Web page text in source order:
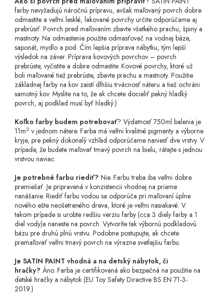
farby nevyžadujú náročnú prípravu, avšak maľovaný povrch dobre
odmastite a veľmi lesklé, lakované povrchy určite odporúčame aj
prebrúsiť. Povrch pred maľovaním zbavte všetkého prachu, špiny a
mastnoty. Na odmastenie použite odmasťovač na vodnej báze,
saponát, mydlo a pod. Čím lepšia príprava nábytku, tým lepší
výsledok na záver. Príprava kovových povrchov – povrch
prebrúste, vyčistite a dobre odmastite. Kovové povrchy, ktoré už
boli maľované tiež prebrúste, zbavte prachu a mastnoty. Použitie
základnej farby na kov zaistí dlhšiu trvácnosť náteru a tiež ochráni
samotný kov. Myslite na to, že ak chcete docieliť pekný hladký
povrch, aj podklad musí byť hladký:)
Koľko farby budem potrebovať? Výdatnosť 750ml balenia je
11m2 v jednom nátere. Farba má veľmi kvalitné pigmenty a výborne
kryje, pre pekný dokonalý vzhľad odporúčame naniesť dve vrstvy. V
prípade, že budete maľovať tmavý povrch na bielu, rátajte s jednou
vrstvou naviac.
Je potrebné farbu riediť? Nie. Farbu treba iba veľmi dobre
premiešať. Je pripravená v konzistencii vhodnej na priame
nanášanie. Riediť farbu vodou sa odporúča pri maľovaní úplne
nového ešte neošetreného dreva, ktoré je veľmi nasiakavé. V
takom prípade si urobte redšiu verziu farby (cca 3 diely farby a 1
diel vody)a naneste na povrch. Vytvoríte tak výbornú podkladovú
bázu pre druhú plnú vrstvu. Podobne postupujte, ak chcete
premaľovať veľmi tmavý povrch na výrazne svetlejšiu farbu.
Je SATIN PAINT vhodná a na detský nábytok, či
hračky? Áno. Farba je certifikovaná ako bezpečná na použitie na
detské hračky a nábytok (EU Toy Safety Directive BS EN 71-3-
2019.)